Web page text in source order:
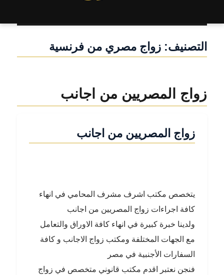
التصنيف:زواج مصري من فرنسية
زواج المصريين من اجانب
زواج المصريين من اجانب
يتخصص مكتب اشرف مشرف المحامي في انهاء
كافة اجراءات زواج المصريين من اجانب
ولدينا خبرة كبيرة في انهاء كافة الاوراق والتعامل
مع الجهات المختلفة ومكتب زواج الاجانب و كافة
السفارات الأجنبية في مصر
فنجن نعتبر اقدم مكتب قانوني متخصص في زواج